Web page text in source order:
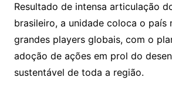
Resultado de intensa articulação
brasileiro, a unidade coloca o país
grandes players globais, com o
adoção de ações em prol do
sustentável de toda a região.